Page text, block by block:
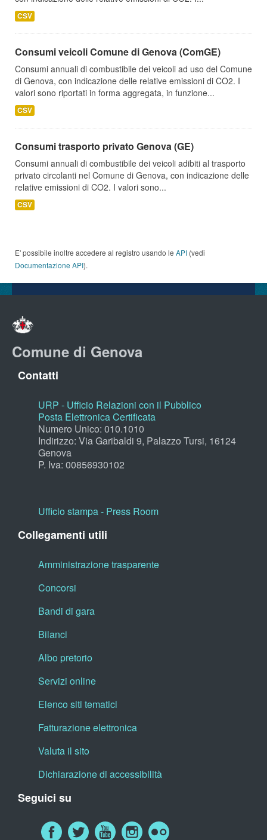
CSV
Consumi veicoli Comune di Genova (ComGE)
Consumi annuali di combustibile dei veicoli ad uso del Comune
di Genova, con indicazione delle relative emissioni di CO2. I
valori sono riportati in forma aggregata, in funzione...
CSV
Consumi trasporto privato Genova (GE)
Consumi annuali di combustibile dei veicoli adibiti al trasporto
privato circolanti nel Comune di Genova, con indicazione delle
relative emissioni di CO2. I valori sono...
CSV
E' possibile inoltre accedere al registro usando le API (vedi
Documentazione API).
Comune di Genova
Contatti
URP - Ufficio Relazioni con il Pubblico
Posta Elettronica Certificata
Numero Unico: 010.1010
Indirizzo: Via Garibaldi 9, Palazzo Tursi, 16124
Genova
P. Iva: 00856930102
Ufficio stampa - Press Room
Collegamenti utili
Amministrazione trasparente
Concorsi
Bandi di gara
Bilanci
Albo pretorio
Servizi online
Elenco siti tematici
Fatturazione elettronica
Valuta il sito
Dichiarazione di accessibilità
Seguici su